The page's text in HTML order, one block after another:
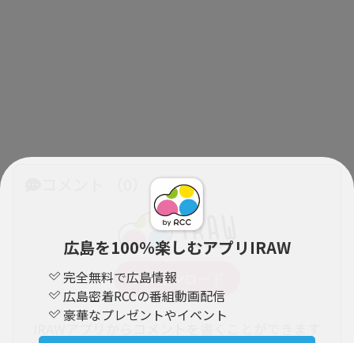
広島を100％楽しむアプリIRAW
完全無料で広島情報
広島密着RCCの番組動画配信
豪華なプレゼントやイベント